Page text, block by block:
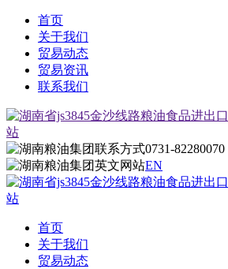
首页
关于我们
贸易动态
贸易资讯
联系我们
0731-82280070
EN
首页
关于我们
贸易动态